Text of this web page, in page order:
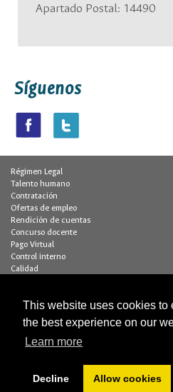
This website uses cookies to
the best experience on our
Learn more
Decline Allow cookies
Apartado Postal: 14490
Síguenos
Régimen Legal
Talento humano
Contratación
Ofertas de empleo
Rendición de cuentas
Concurso docente
Pago Virtual
Control interno
Calidad
Contacto página web:
Dirección
Bogotá D.C., Colombia